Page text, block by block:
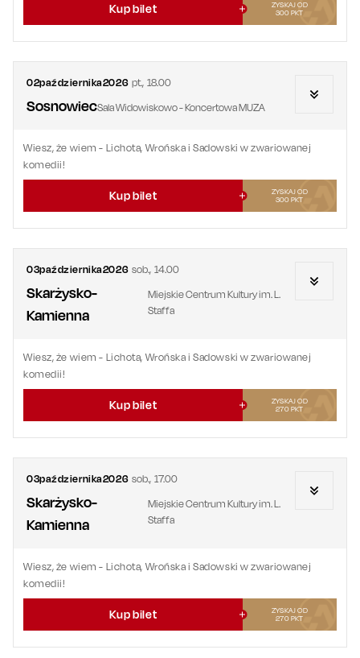
Kup bilet
ZYSKAJ OD
300 PKT
02października2026 pt.,18.00
SosnowiecSala Widowiskowo - Koncertowa MUZA
Wiesz, że wiem - Lichota, Wrońska i Sadowski w zwariowanej
komedii!
Kup bilet
ZYSKAJ OD
300 PKT
03października2026 sob.,14.00
Skarżysko-
Kamienna
Miejskie Centrum Kultury im. L.
Staffa
Wiesz, że wiem - Lichota, Wrońska i Sadowski w zwariowanej
komedii!
Kup bilet
ZYSKAJ OD
270 PKT
03października2026 sob.,17.00
Skarżysko-
Kamienna
Miejskie Centrum Kultury im. L.
Staffa
Wiesz, że wiem - Lichota, Wrońska i Sadowski w zwariowanej
komedii!
Kup bilet
ZYSKAJ OD
270 PKT